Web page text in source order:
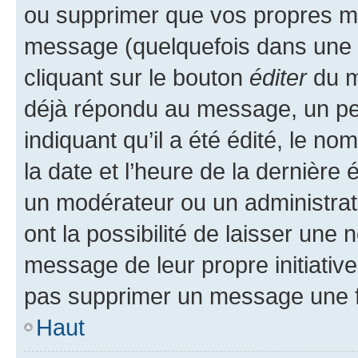
ou supprimer que vos propres
message (quelquefois dans
cliquant sur le bouton éditerdu
déjà répondu au message, un
indiquant qu’il a été édité, le
la date et l’heure de la dernière
un modérateur ou un
ont la possibilité de laisser une
message de leur propre
pas supprimer un message une
Haut